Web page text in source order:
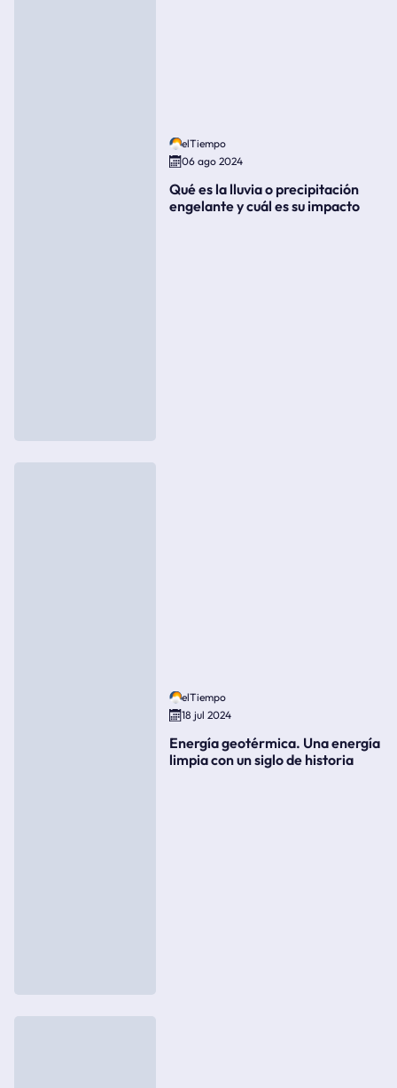
elTiempo
06 ago 2024
Qué es la lluvia o precipitación
engelante y cuál es su impacto
elTiempo
18 jul 2024
Energía geotérmica. Una energía
limpia con un siglo de historia